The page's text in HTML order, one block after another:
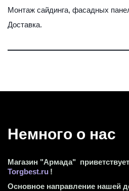
Монтаж сайдинга, фасадных
Доставка.
Немного о нас
Torgbest.ru !
Основное направление нашей